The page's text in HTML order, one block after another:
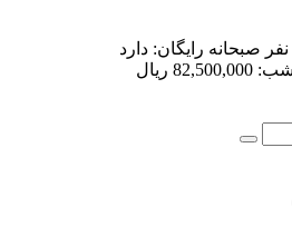
صبحانه رایگان: دارد
82,500,000 ریال